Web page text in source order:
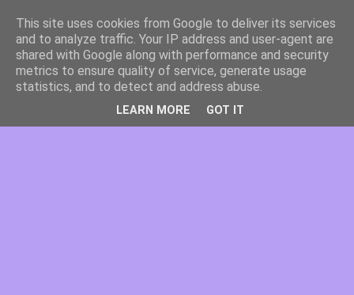
This site uses cookies from Google to deliver its services
and to analyze traffic. Your IP address and user-agent are
shared with Google along with performance and security
metrics to ensure quality of service, generate usage
statistics, and to detect and address abuse.
LEARN MORE GOT IT